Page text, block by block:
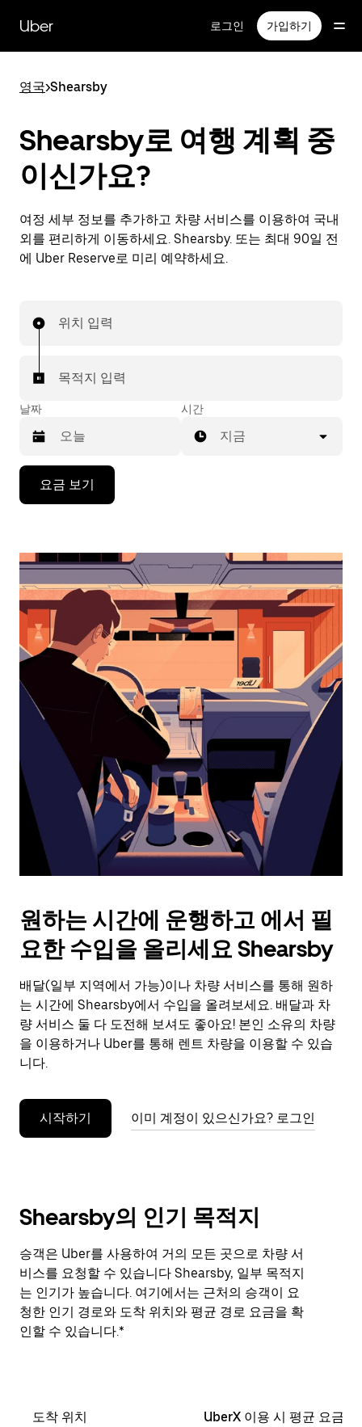
Uber 로그인 가입하기
영국>Shearsby
Shearsby로 여행 계획 중
이신가요?
여정 세부 정보를 추가하고 차량 서비스를 이용하여 국내
외를 편리하게 이동하세요. Shearsby. 또는 최대 90일 전
에 Uber Reserve로 미리 예약하세요.
위치 입력
목적지 입력
날짜
작
면
아
래
화
살
표
러
날
짜
캘
린
더
닫
으
려
면
Esc
키
누
세
시간
지금
요금 보기
원하는 시간에 운행하고 에서 필
요한 수입을 올리세요 Shearsby
배달(일부 지역에서 가능)이나 차량 서비스를 통해 원하
는 시간에 Shearsby에서 수입을 올려보세요. 배달과 차
량 서비스 둘 다 도전해 보셔도 좋아요! 본인 소유의 차량
을 이용하거나 Uber를 통해 렌트 차량을 이용할 수 있습
니다.
시작하기 이미 계정이 있으신가요? 로그인
Shearsby의 인기 목적지
승객은 Uber를 사용하여 거의 모든 곳으로 차량 서
비스를 요청할 수 있습니다 Shearsby, 일부 목적지
는 인기가 높습니다. 여기에서는 근처의 승객이 요
청한 인기 경로와 도착 위치와 평균 경로 요금을 확
인할 수 있습니다.*
도착 위치
UberX 이용 시 평균 요금